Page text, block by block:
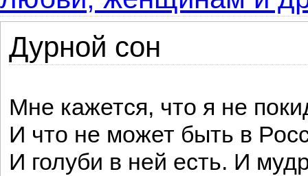
Дурной сон
Мне кажется, что я не
И что не может быть в
И голуби в ней есть. И